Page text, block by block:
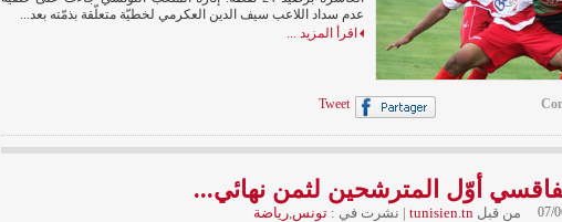
عدم سداد اللاعب سيف الدين العكرمي لخطيّة متعلّقة بذمّته بعد...
اقرأ المزيد ...
Tweet
أوّل المترشحين لثمن نهائي...
من قبلtunisien.tn
| نشرت في :تونس,رياضة